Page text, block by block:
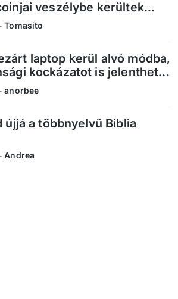
veszélybe kerültek...
Tomasito
laptop kerül alvó módba,
kockázatot is jelenthet...
anorbee
újjá a többnyelvű Biblia
Andrea